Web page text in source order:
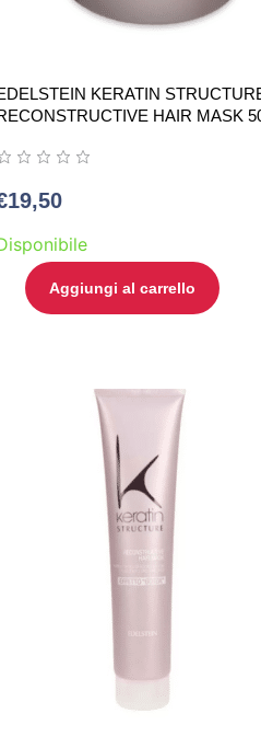
KERATIN
HAIR MASK
19,50
Aggiungi al carrello